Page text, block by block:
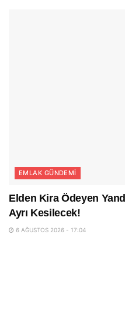
EMLAK GÜNDEMI
Elden Kira Ödeyen
Ayrı Kesilecek!
6 AĞUSTOS 2026 - 17:04